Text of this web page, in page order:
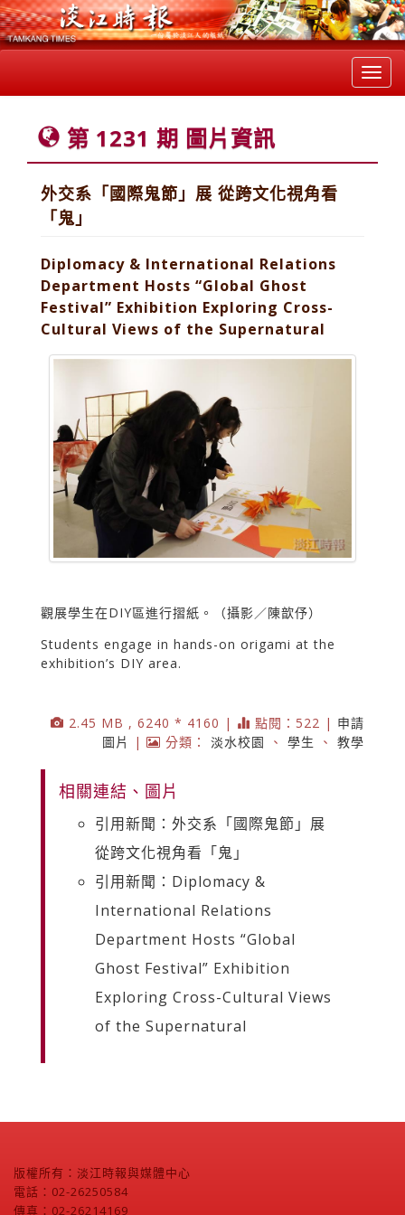
第 1231 期 圖片資訊
外交系「國際鬼節」展 從跨文化視角看
「鬼」
Diplomacy & International Relations
Department Hosts “Global Ghost
Festival” Exhibition Exploring Cross-
Cultural Views of the Supernatural
觀展學生在DIY區進行摺紙。（攝影／陳歆伃）
Students engage in hands-on origami at the
exhibition’s DIY area.
2.45 MB , 6240 * 4160 | 點閱：522 | 申請
圖片
| 分類： 淡水校園 、 學生 、 教學
相關連結、圖片
引用新聞：外交系「國際鬼節」展
從跨文化視角看「鬼」
引用新聞：Diplomacy &
International Relations
Department Hosts “Global
Ghost Festival” Exhibition
Exploring Cross-Cultural Views
of the Supernatural
版權所有：淡江時報與媒體中心
電話：02-26250584
傳真：02-26214169